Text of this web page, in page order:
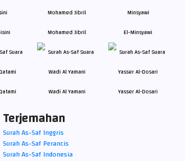
Mohamed Jibril El-Minsyawi
Wadi Al Yamani Yasser Al-Dosari
Terjemahan
Surah As-Saf Inggris
Surah As-Saf Perancis
Surah As-Saf Indonesia